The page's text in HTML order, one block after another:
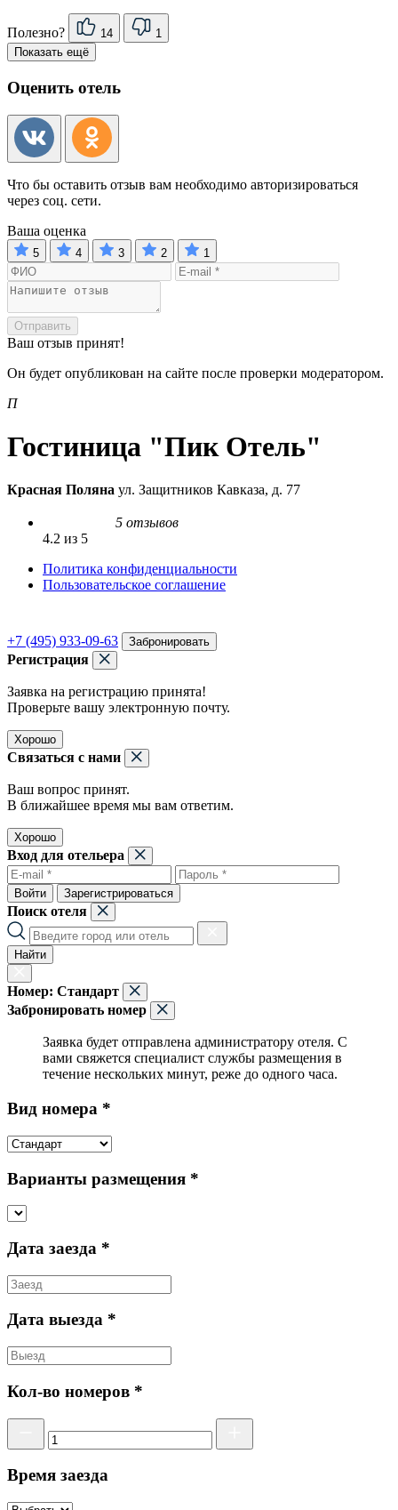
Полезно? 14
1
Показать ещё
Оценить отель
Что бы оставить отзыв вам необходимо авторизироваться
через соц. сети.
Ваша оценка
5 4 3 2 1
Отправить
Ваш отзыв принят!
Он будет опубликован на сайте после проверки модератором.
П
Гостиница "Пик Отель"
Красная Поляна ул. Защитников Кавказа, д. 77
5 отзывов
4.2 из 5
Политика конфиденциальности
Пользовательское соглашение
+7 (495) 933-09-63 Забронировать
Регистрация
Заявка на регистрацию принята!
Проверьте вашу электронную почту.
Хорошо
Связаться с нами
Ваш вопрос принят.
В ближайшее время мы вам ответим.
Хорошо
Вход для отельера
Войти Зарегистрироваться
Поиск отеля
Найти
Номер: Стандарт
Забронировать номер
Заявка будет отправлена администратору отеля. С
вами свяжется специалист службы размещения в
течение нескольких минут, реже до одного часа.
Вид номера *
Варианты размещения *
Дата заезда *
Дата выезда *
Кол-во номеров *
Время заезда